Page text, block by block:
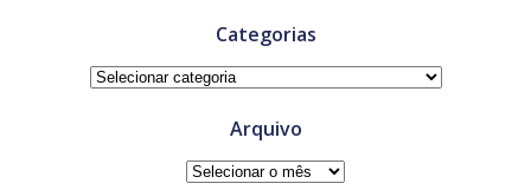
Categorias
Categorias
Arquivo
Arquivo